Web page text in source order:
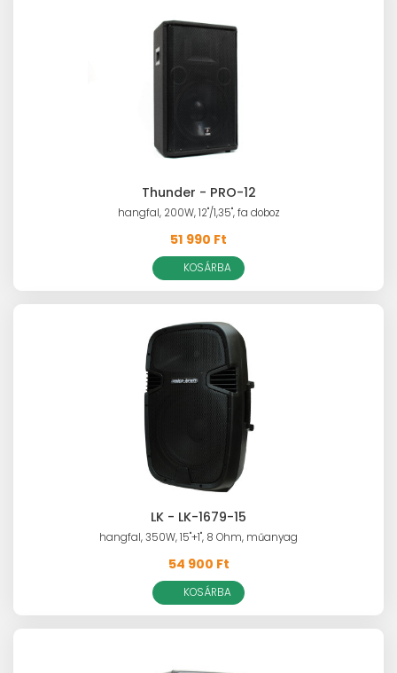
Thunder - PRO-12
hangfal, 200W, 12"/1,35", fa doboz
51 990 Ft
KOSÁRBA
LK - LK-1679-15
hangfal, 350W, 15"+1", 8 Ohm, műanyag
54 900 Ft
KOSÁRBA